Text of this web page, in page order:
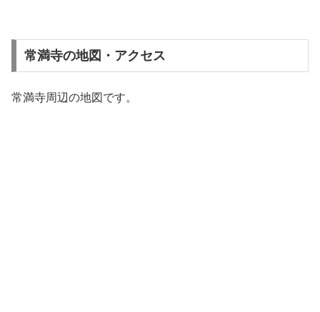
常満寺の地図・アクセス
常満寺周辺の地図です。